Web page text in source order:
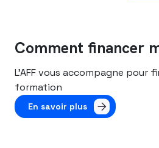
Comment financer
L’AFF vous accompagne pour
formation
En savoir plus